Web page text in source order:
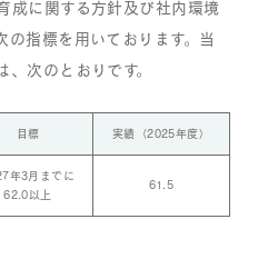
成に関する方針及び社内環境
の指標を用いております。当
次のとおりです。
目標 実績（2025年度）
年3月までに
62.0以上
61.5